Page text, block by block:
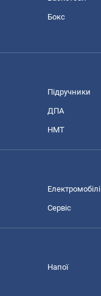
Бокс
Підручники
ДПА
НМТ
Електромобілі
Сервіс
Напої